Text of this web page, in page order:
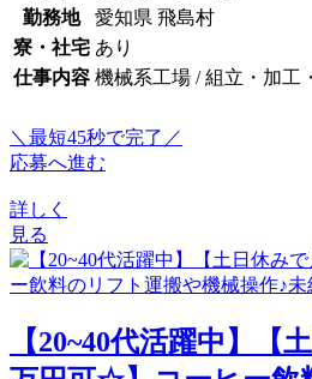
勤務地
愛知県 飛島村
寮・社宅 あり
仕事内容 機械系工場 / 組立・加工
＼最短45秒で完了／
応募へ進む
詳しく
見る
【20~40代活躍中】【